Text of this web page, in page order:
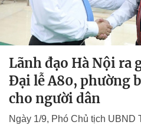
Lãnh đạo Hà Nội ra
Đại lễ A80, phường
cho người dân
Ngày 1/9, Phó Chủ tịch